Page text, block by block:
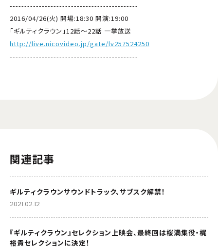
--------------------------------------------
2016/04/26(火) 開場:18:30 開演:19:00
「ギルティクラウン」12話～22話 一挙放送
http://live.nicovideo.jp/gate/lv257524250
--------------------------------------------
関連記事
ギルティクラウンサウンドトラック、サブスク解禁！
2021.02.12
『ギルティクラウン』セレクション上映会、最終回は桜満集役・梶
裕貴セレクションに決定！